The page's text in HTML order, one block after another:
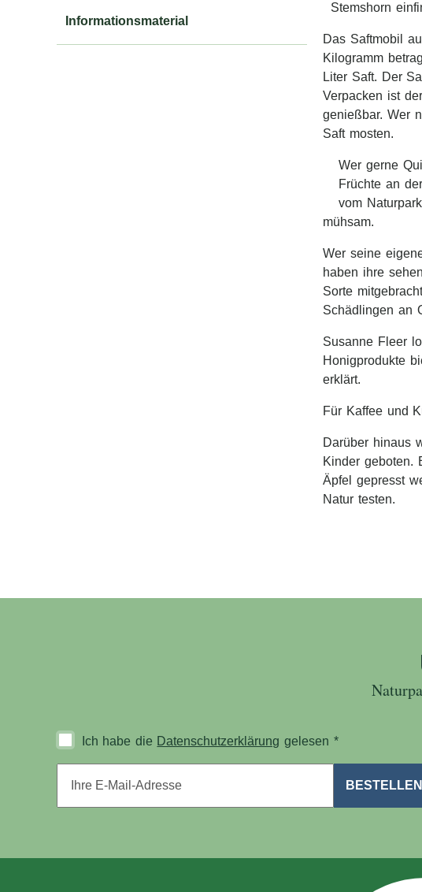
Informationsmaterial
Stemshorn
Das Saftmobil
Kilogramm
Liter Saft. Der
Verpacken ist
genießbar. Wer
Saft mosten.
Wer gerne
Früchte an
vom
mühsam.
Wer seine
haben ihre
Sorte
Schädlingen an
Susanne Fleer
Honigprodukte
erklärt.
Für Kaffee und
Darüber hinaus
Kinder geboten.
Äpfel gepresst
Natur testen.
Ich habe die Datenschutzerklärung gelesen *
E-Mail-Adresse*